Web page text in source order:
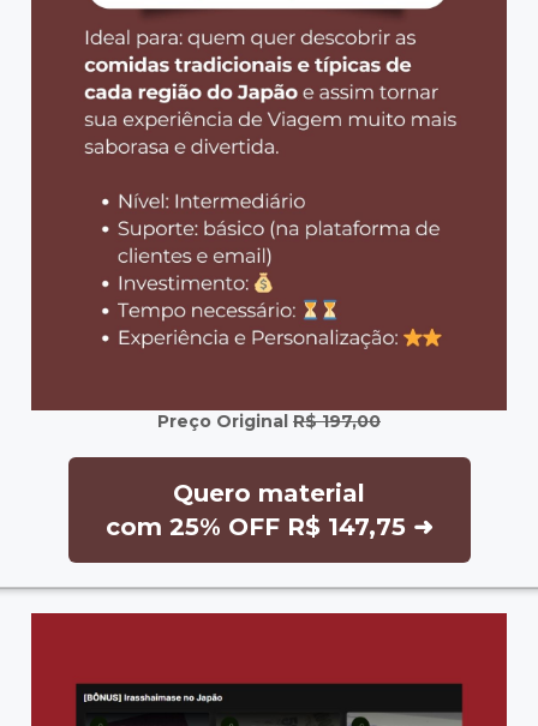
Preço Original R$ 197,00
Quero material
com 25% OFF R$ 147,75 ➜